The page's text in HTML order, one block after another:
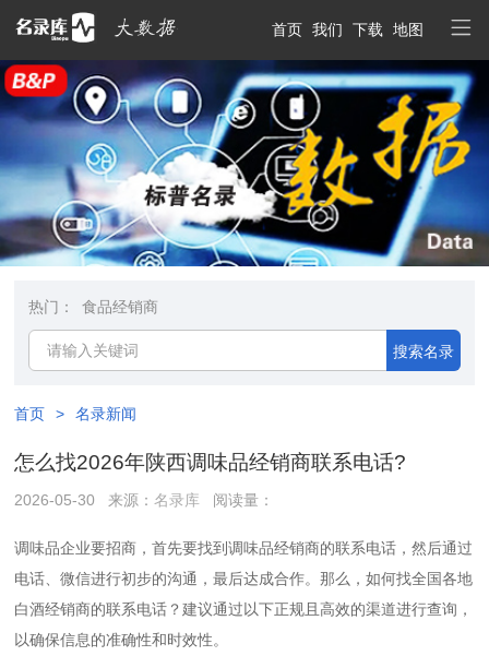
首页 我们 下载 地图
热门： 食品经销商
搜索名录
首页 > 名录新闻
怎么找2026年陕西调味品经销商联系电话?
2026-05-30 来源：名录库 阅读量：
调味品企业要招商，首先要找到调味品经销商的联系电话，然后通过
电话、微信进行初步的沟通，最后达成合作。那么，如何找全国各地
白酒经销商的联系电话？建议通过以下‌正规且高效‌的渠道进行查询，
以确保信息的准确性和时效性。